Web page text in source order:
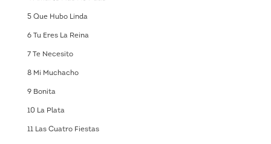
5 Que Hubo Linda
6 Tu Eres La Reina
7 Te Necesito
8 Mi Muchacho
9 Bonita
10 La Plata
11 Las Cuatro Fiestas